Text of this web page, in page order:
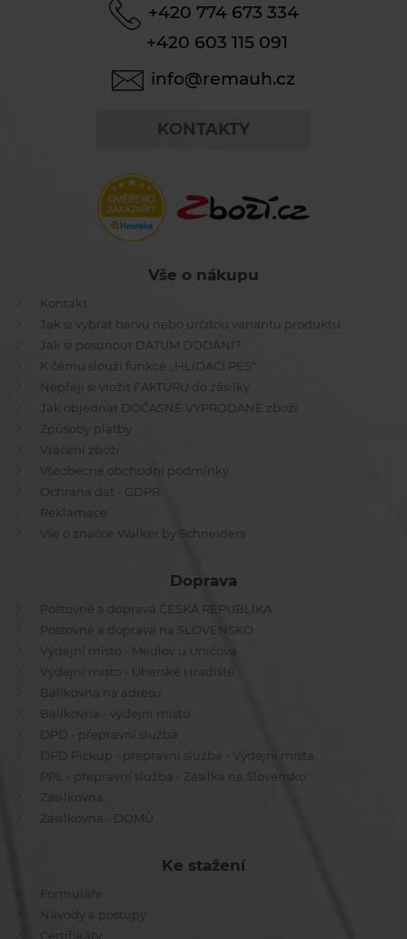
+420 774 673 334
+420 603 115 091
info@remauh.cz
KONTAKTY
Vše o nákupu
Kontakt
Jak si vybrat barvu nebo určitou variantu produktu
Jak si posunout DATUM DODÁNÍ?
K čemu slouží funkce ,,HLÍDACÍ PES"
Nepřeji si vložit FAKTURU do zásilky
Jak objednat DOČASNĚ VYPRODANÉ zboží
Způsoby platby
Vrácení zboží
Všeobecné obchodní podmínky
Ochrana dat - GDPR
Reklamace
Vše o značce Walker by Schneiders
Doprava
Poštovné a doprava ČESKÁ REPUBLIKA
Poštovné a doprava na SLOVENSKO
Výdejní místo - Medlov u Uničova
Výdejní místo - Uherské Hradiště
Balíkovna na adresu
Balíkovna - výdejní místo
DPD - přepravní služba
DPD Pickup - přepravní služba - Výdejní místa
PPL - přepravní služba - Zásilka na Slovensko
Zásilkovna
Zásilkovna - DOMŮ
Ke stažení
Formuláře
Návody a postupy
Certifikáty